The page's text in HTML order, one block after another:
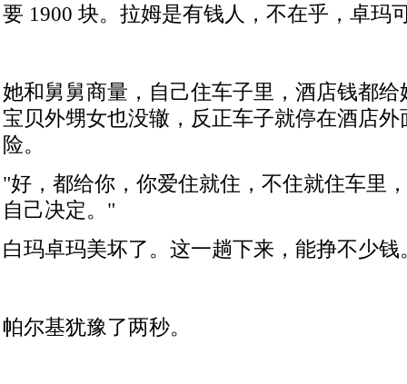
要 1900 块。拉姆是有钱人，不在乎，卓玛
她和舅舅商量，自己住车子里，酒店钱都
宝贝外甥女也没辙，反正车子就停在酒店
险。
"好，都给你，你爱住就住，不住就住车里
自己决定。 "
白玛卓玛美坏了。这一趟下来，能挣不少钱
帕尔基犹豫了两秒。